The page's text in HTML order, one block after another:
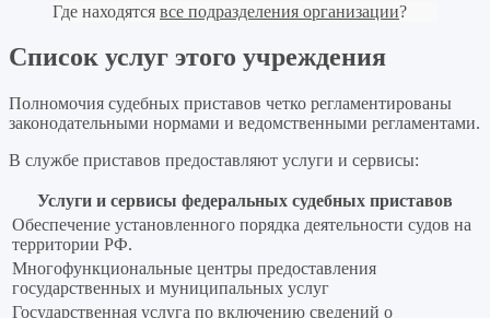
Где находятся все подразделения организации?
Список услуг этого учреждения
Полномочия судебных приставов четко регламентированы
законодательными нормами и ведомственными регламентами.
В службе приставов предоставляют услуги и сервисы:
Услуги и сервисы федеральных судебных приставов
Обеспечение установленного порядка деятельности судов на
территории РФ.
Многофункциональные центры предоставления
государственных и муниципальных услуг
Государственная услуга по включению сведений о